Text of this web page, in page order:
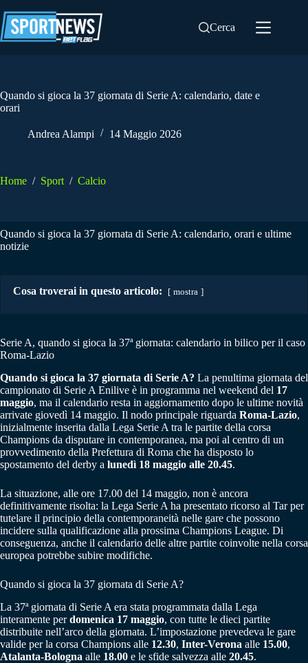
al
contenuto
Cerca
Quando si gioca la 37 giornata di Serie A: calendario, date e
orari
Andrea Alampi 14 Maggio 2026
Home / Sport / Calcio
Quando si gioca la 37 giornata di Serie A: calendario, orari e ultime
notizie
Cosa troverai in questo articolo: mostra
Serie A, quando si gioca la 37ª giornata: calendario in bilico per il caso
Roma-Lazio
Quando si gioca la 37 giornata di Serie A? La penultima giornata del
campionato di Serie A Enilive è in programma nel weekend del 17
maggio, ma il calendario resta in aggiornamento dopo le ultime novità
arrivate giovedì 14 maggio. Il nodo principale riguarda Roma-Lazio,
inizialmente inserita dalla Lega Serie A tra le partite della corsa
Champions da disputare in contemporanea, ma poi al centro di un
provvedimento della Prefettura di Roma che ha disposto lo
spostamento del derby a lunedì 18 maggio alle 20.45.
La situazione, alle ore 17.00 del 14 maggio, non è ancora
definitivamente risolta: la Lega Serie A ha presentato ricorso al Tar per
tutelare il principio della contemporaneità nelle gare che possono
incidere sulla qualificazione alla prossima Champions League. Di
conseguenza, anche il calendario delle altre partite coinvolte nella corsa
europea potrebbe subire modifiche.
Quando si gioca la 37 giornata di Serie A?
La 37ª giornata di Serie A era stata programmata dalla Lega
interamente perdomenica 17 maggio, con tutte le dieci partite
distribuite nell’arco della giornata. L’impostazione prevedeva le gare
valide per la corsa Champions alle 12.30, Inter-Verona alle 15.00,
Atalanta-Bologna alle 18.00 e le sfide salvezza alle 20.45.